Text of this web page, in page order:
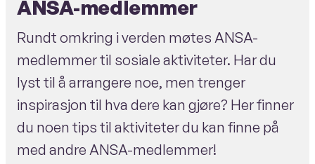
ANSA-medlemmer
Rundt omkring i verden møtes ANSA-
medlemmer til sosiale aktiviteter. Har du
lyst til å arrangere noe, men trenger
inspirasjon til hva dere kan gjøre? Her finner
du noen tips til aktiviteter du kan finne på
med andre ANSA-medlemmer!